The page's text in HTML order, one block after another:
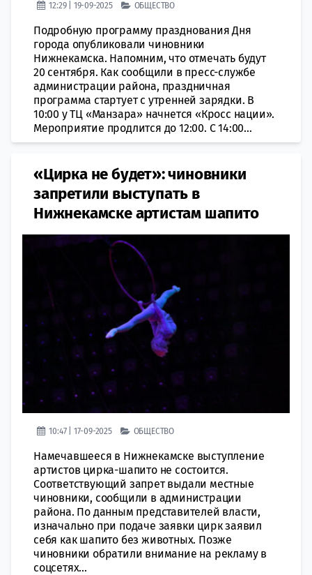
12:29 | 19-09-2025 ОБЩЕСТВО
Подробную программу празднования Дня
города опубликовали чиновники
Нижнекамска. Напомним, что отмечать будут
20 сентября. Как сообщили в пресс-службе
администрации района, праздничная
программа стартует с утренней зарядки. В
10:00 у ТЦ «Манзара» начнется «Кросс нации».
Мероприятие продлится до 12:00. С 14:00...
«Цирка не будет»: чиновники
запретили выступать в
Нижнекамске артистам шапито
10:47 | 17-09-2025 ОБЩЕСТВО
Намечавшееся в Нижнекамске выступление
артистов цирка-шапито не состоится.
Соответствующий запрет выдали местные
чиновники, сообщили в администрации
района. По данным представителей власти,
изначально при подаче заявки цирк заявил
себя как шапито без животных. Позже
чиновники обратили внимание на рекламу в
соцсетях...